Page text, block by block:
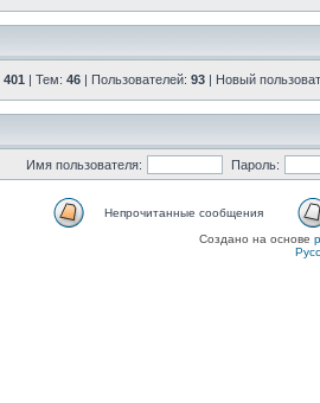
401 | Тем: 46 | Пользователей: 93 | Новый
Имя пользователя: Пароль:
Непрочитанные сообщения
Создано на основе